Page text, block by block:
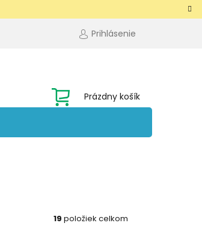
Prihlásenie
NÁKUPNÝ
KOŠÍK
Prázdny košík
19 položiek celkom